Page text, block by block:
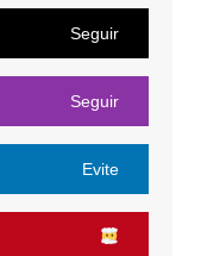
Seguir
Seguir
Evite